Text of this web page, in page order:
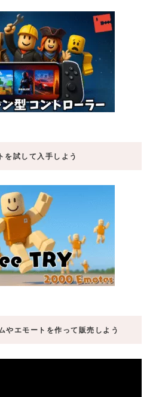
を試して入手しよう
やエモートを作って販売しよう